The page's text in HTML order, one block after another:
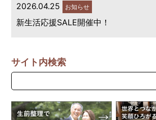
2026.04.25 お知らせ
新生活応援SALE開催中！
サイト内検索